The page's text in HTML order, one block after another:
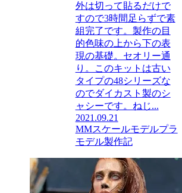
外は切って貼るだけで
すので3時間足らずで素
組完了です。製作の目
的色味の上から下の表
現の基礎。セオリー通
り。このキットは古い
タイプの48シリーズな
のでダイカスト製のシ
ャシーです。ねじ...
2021.09.21
MMスケールモデルプラ
モデル製作記